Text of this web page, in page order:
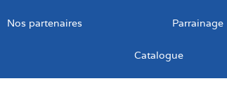
Nos partenaires Parrainage
Catalogue